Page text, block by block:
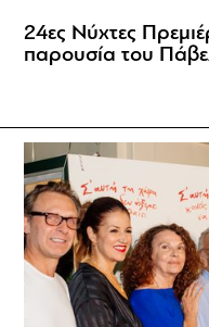
24ες Νύχτες
παρουσία του